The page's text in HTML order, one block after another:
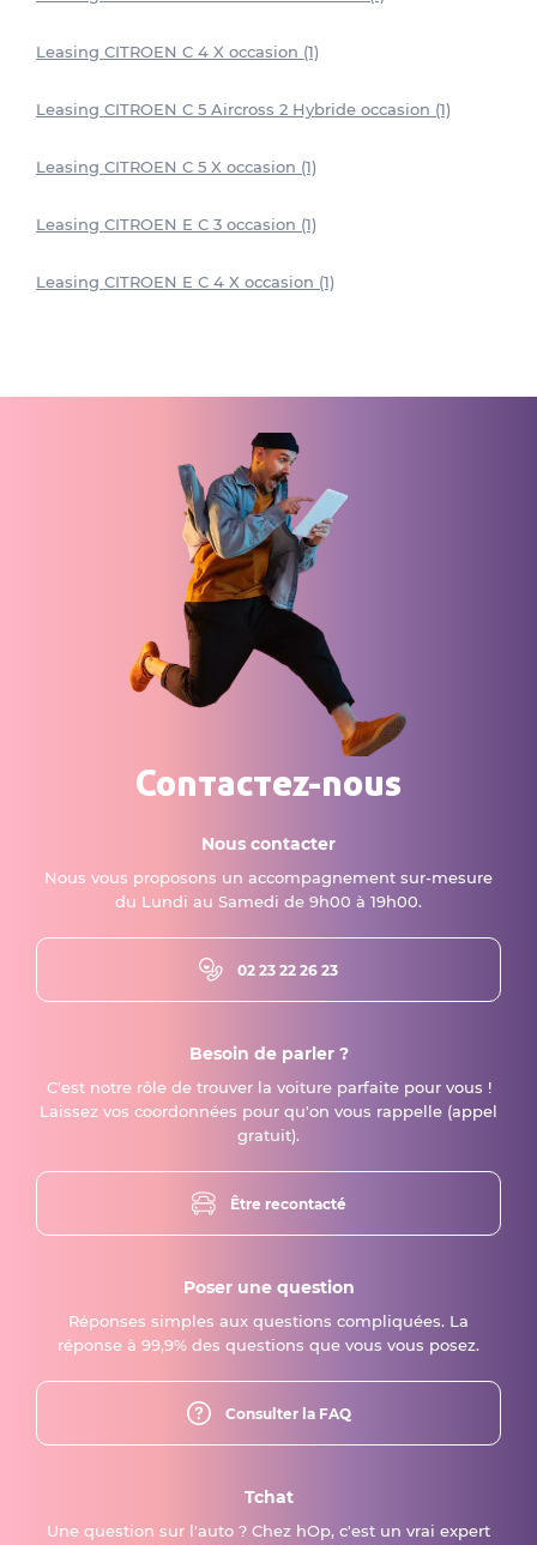
Leasing CITROEN C 4 X occasion (1)
Leasing CITROEN C 5 Aircross 2 Hybride occasion (1)
Leasing CITROEN C 5 X occasion (1)
Leasing CITROEN E C 3 occasion (1)
Leasing CITROEN E C 4 X occasion (1)
Contactez-nous
Nous contacter
Nous vous proposons un accompagnement sur-mesure
du Lundi au Samedi de 9h00 à 19h00.
02 23 22 26 23
Besoin de parler ?
C'est notre rôle de trouver la voiture parfaite pour vous !
Laissez vos coordonnées pour qu'on vous rappelle (appel
gratuit).
Être recontacté
Poser une question
Réponses simples aux questions compliquées. La
réponse à 99,9% des questions que vous vous posez.
Consulter la FAQ
Tchat
Une question sur l'auto ? Chez hOp, c'est un vrai expert